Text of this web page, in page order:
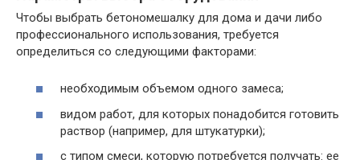
Чтобы выбрать бетономешалку для дома и дачи либо
профессионального использования, требуется
определиться со следующими факторами:
необходимым объемом одного замеса;
видом работ, для которых понадобится готовить
раствор (например, для штукатурки);
с типом смеси, которую потребуется получать: ее